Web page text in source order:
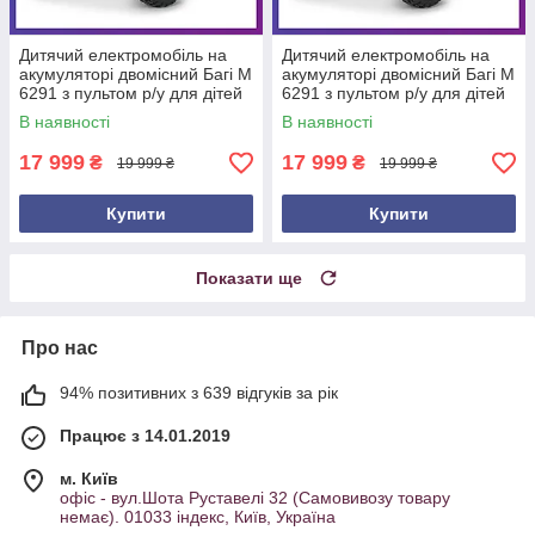
Дитячий електромобіль на
акумуляторі двомісний Багі M
6291 з пультом р/у для дітей
3-8 років Червоний
В наявності
17 999 ₴ 19 999 ₴
Купити
Дитячий електромобіль на
акумуляторі двомісний Багі M
6291 з пультом р/у для дітей
3-8 років Зелений
В наявності
17 999 ₴ 19 999 ₴
Купити
Показати ще
Про нас
94% позитивних з 639 відгуків за рік
Працює з 14.01.2019
м. Київ
офіс - вул.Шота Руставелі 32 (Самовивозу товару
немає). 01033 індекс, Київ, Україна